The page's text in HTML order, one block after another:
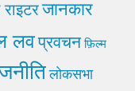
जानकार
लवप्रवचन फ़िल्म
लोकसभा